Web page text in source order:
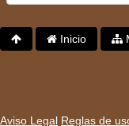
Inicio
Aviso Legal Reglas de